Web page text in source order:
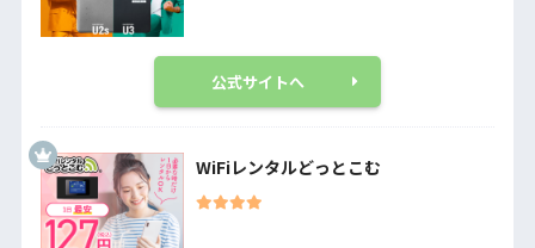
公式サイトへ
WiFiレンタルどっとこむ